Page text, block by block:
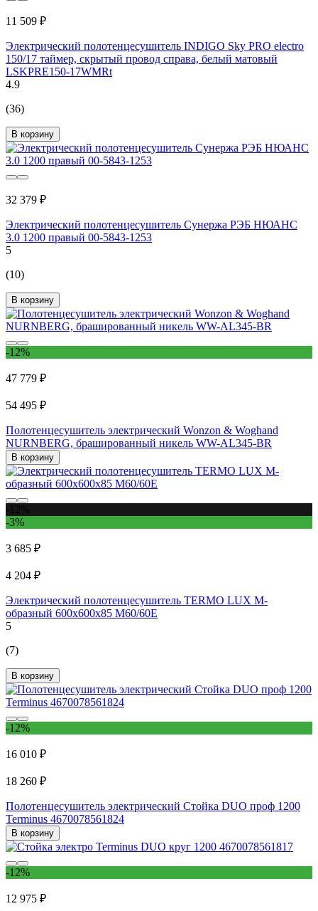
11 509 ₽
Электрический полотенцесушитель INDIGO Sky PRO electro
150/17 таймер, скрытый провод справа, белый матовый
LSKPRE150-17WMRt
4.9
(36)
В корзину
32 379 ₽
Электрический полотенцесушитель Сунержа РЭБ НЮАНС
3.0 1200 правый 00-5843-1253
5
(10)
В корзину
-12%
47 779 ₽
54 495 ₽
Полотенцесушитель электрический Wonzon & Woghand
NURNBERG, брашированный никель WW-AL345-BR
В корзину
-3%
3 685 ₽
4 204 ₽
Электрический полотенцесушитель TERMO LUX М-
образный 600x600x85 M60/60E
5
(7)
В корзину
-12%
16 010 ₽
18 260 ₽
Полотенцесушитель электрический Стойка DUO проф 1200
Terminus 4670078561824
В корзину
-12%
12 975 ₽